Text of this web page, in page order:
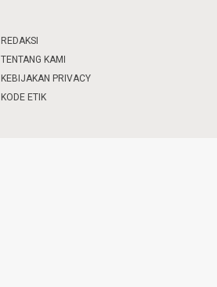
REDAKSI
TENTANG KAMI
KEBIJAKAN PRIVACY
KODE ETIK